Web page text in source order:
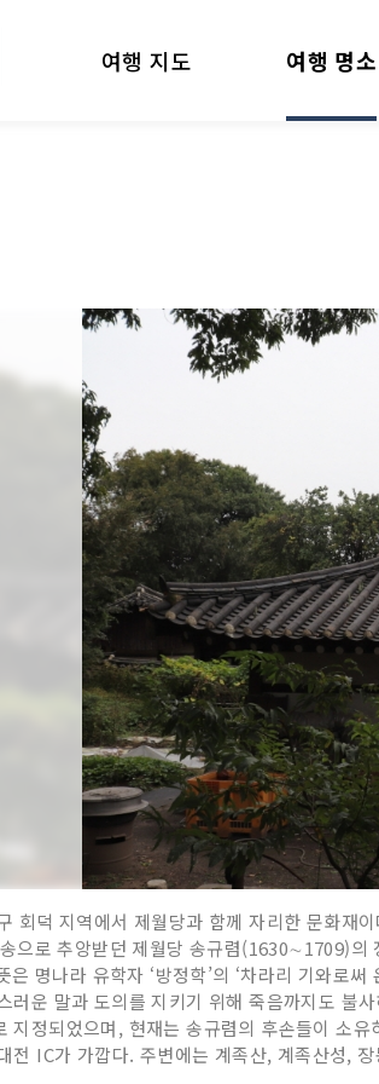
여행 지도 여행 명소
회덕 지역에서 제월당과 함께 자리한 문화재
으로 추앙받던 제월당 송규렴(1630∼1709)
은 명나라 유학자 ‘방정학’의 ‘차라리 기와
러운 말과 도의를 지키기 위해 죽음까지도 불
지정되었으며, 현재는 송규렴의 후손들이 소
전 IC가 가깝다. 주변에는 계족산, 계족산성,